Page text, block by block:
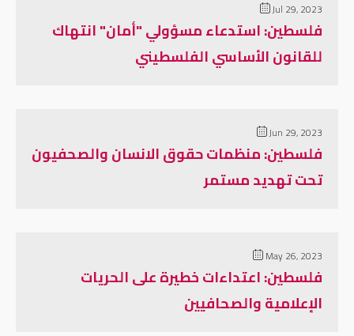
Jul 29, 2023
فلسطين: استدعاء مسؤولي "أمان" انتهاك
للقانون الأساسي الفلسطيني
Jun 29, 2023
فلسطين: منظمات حقوق الانسان والصحفيون
تحت تهديد مستمر
May 26, 2023
فلسطين: اعتداءات خطيرة على الحريات
الإعلامية والصحافيين